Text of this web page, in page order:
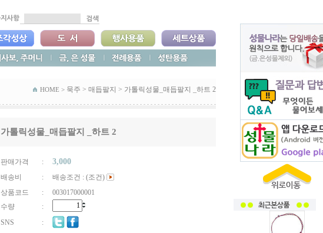
HOME > 묵주 > 매듭팔지 > 가톨릭성물_매듭팔지 _하트 2
가톨릭성물_매듭팔지 _하트 2
판매가격 : 3,000
배송비 :
배송조건 : (조건)
상품코드
:
003017000001
수량
:
SNS
: